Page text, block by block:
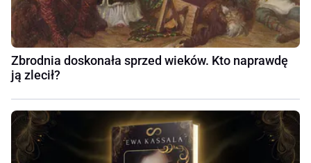
Zbrodnia doskonała sprzed wieków. Kto naprawdę
ją zlecił?